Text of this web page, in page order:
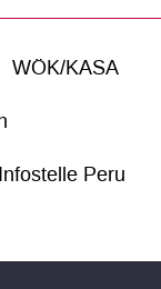
WÖK/KASA
Infostelle Peru